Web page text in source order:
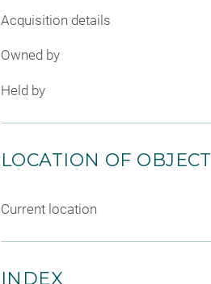
Acquisition details
Owned by
Held by
LOCATION OF OBJECT
Current location
INDEX